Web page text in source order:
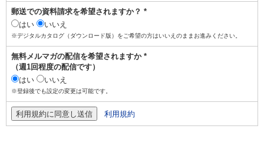
郵送での資料請求を希望されますか？ *
はい
いいえ
※デジタルカタログ（ダウンロード版）をご希望の方はいいえのままお進みください。
無料メルマガの配信を希望されますか *
（週1回程度の配信です）
はい
いいえ
※登録後でも設定の変更は可能です。
利用規約